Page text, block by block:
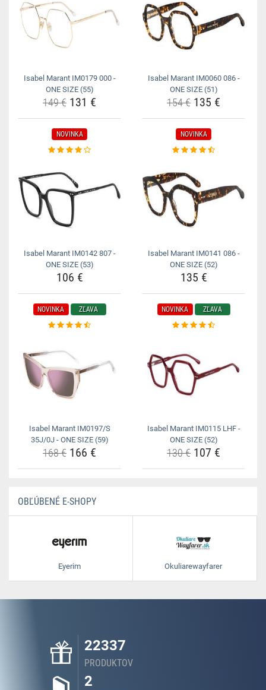
Isabel Marant IM0179 000 -
ONE SIZE (55)
149 € 131 €
Isabel Marant IM0060 086 -
ONE SIZE (51)
154 € 135 €
NOVINKA
Isabel Marant IM0142 807 -
ONE SIZE (53)
106 €
NOVINKA
Isabel Marant IM0141 086 -
ONE SIZE (52)
135 €
NOVINKA ZĽAVA
Isabel Marant IM0197/S
35J/0J - ONE SIZE (59)
168 € 166 €
NOVINKA ZĽAVA
Isabel Marant IM0115 LHF -
ONE SIZE (52)
130 € 107 €
OBĽÚBENÉ E-SHOPY
Eyerim Okuliarewayfarer
22337
PRODUKTOV
2